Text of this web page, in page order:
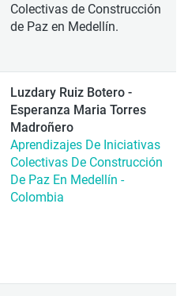
Colectivas de Construcción
de Paz en Medellín.
Luzdary Ruiz Botero -
Esperanza Maria Torres
Madroñero
Aprendizajes De Iniciativas
Colectivas De Construcción
De Paz En Medellín -
Colombia